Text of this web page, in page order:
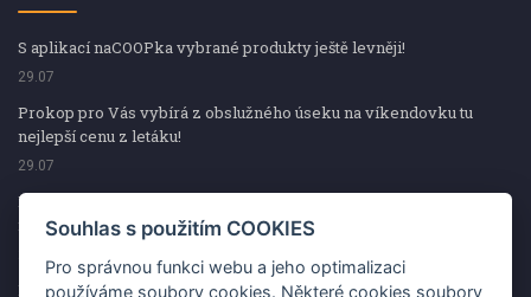
S aplikací naCOOPka vybrané produkty ještě levněji!
29.07
Prokop pro Vás vybírá z obslužného úseku na víkendovku tu
nejlepší cenu z letáku!
29.07
Prokop pro Vás vybírá z obslužného úseku na víkendovku tu
nejlepší cenu z letáku!
Kup špekáčky od Váhaly a vyhraj s naCOOPkou sekerku Fiskars
Souhlas s použitím COOKIES
Pro správnou funkci webu a jeho optimalizaci
používáme soubory cookies. Některé cookies soubory